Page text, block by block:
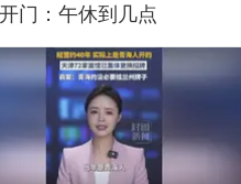
门：午休到几点